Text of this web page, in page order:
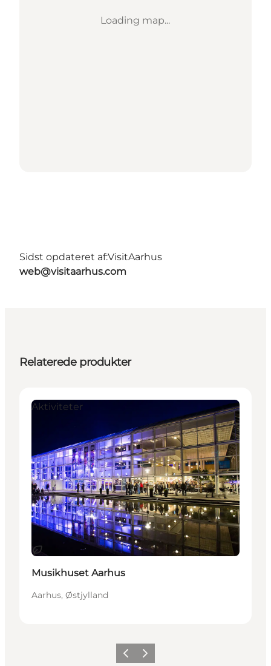
Loading map...
Sidst opdateret af:VisitAarhus
web@visitaarhus.com
Relaterede produkter
Bæredygtige oplevelser
Aktiviteter
Musikhuset Aarhus
Aarhus, Østjylland
ForrigeNæste